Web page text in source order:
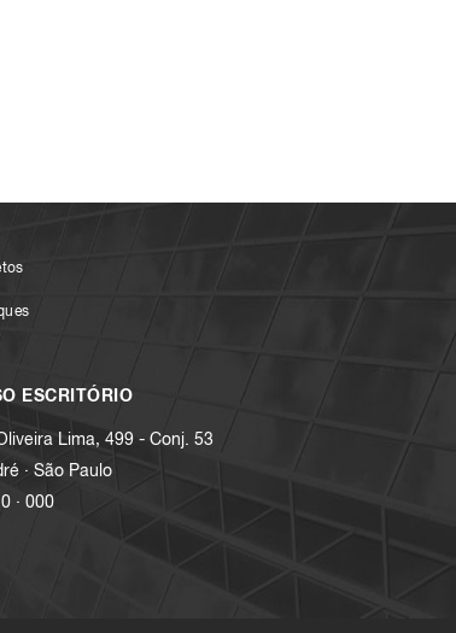
ESCRITÓRIO
Lima, 499 - Conj. 53
. São Paulo
. 000